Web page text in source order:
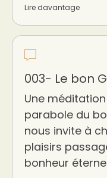
Lire davantage
003- Le bon
Une
parabole du
nous invite à
plaisirs
bonheur